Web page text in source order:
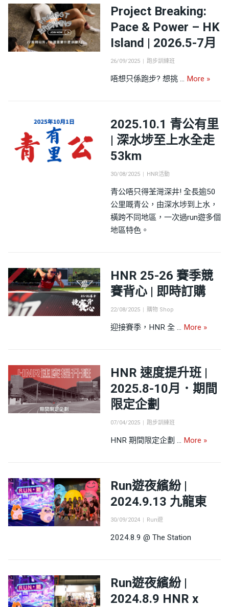
Project Breaking:
Pace & Power – HK
Island | 2026.5-7月
Posted
26/09/2025 Categories
跑步訓練班
唔想只係跑步? 想挑 … More »
2025.10.1 青公有里
| 深水埗至上水全走
53km
Posted
30/08/2025 Categories
HNR活動
青公唔只得荃灣深井! 全長逾50
公里嘅青公，由深水埗到上水，
橫跨不同地區，一次過run遊多個
地區特色。
HNR 25-26 賽季競
賽背心 | 即時訂購
Posted
22/08/2025 Categories
購物 Shop
迎接賽季，HNR 全 … More HNR
»
HNR 速度提升班 |
2025.8-10月．期間
限定企劃
Posted
07/04/2025 Categories
跑步訓練班
HNR 期間限定企劃 … More HNR
»
Run遊夜繽紛 |
2024.9.13 九龍東
Posted
30/09/2024 Categories
Run遊
2024.8.9 @ The Station
Run遊夜繽紛 |
2024.8.9 HNR x